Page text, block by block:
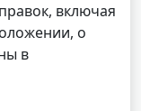
включая
о
в